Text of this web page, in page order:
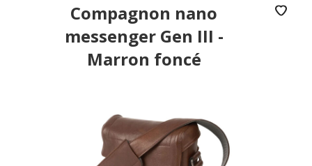
Compagnon nano
messenger Gen III -
Marron foncé